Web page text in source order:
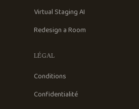
Virtual Staging AI
Redesign a Room
LÉGAL
Conditions
Confidentialité